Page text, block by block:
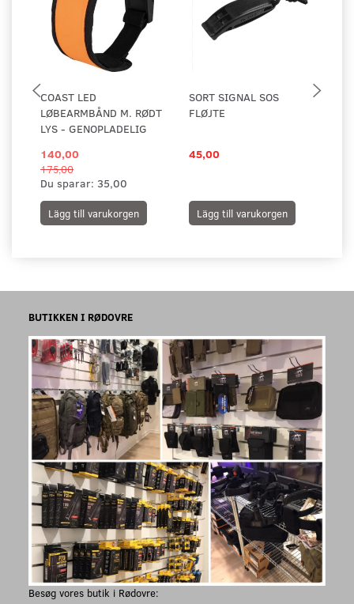
COAST LED
LØBEARMBÅND M. RØDT
LYS - GENOPLADELIG
140,00
175,00
Du sparar: 35,00
Lägg till varukorgen
SORT SIGNAL SOS
FLØJTE
45,00
Lägg till varukorgen
BUTIKKEN I RØDOVRE
Besøg vores butik i Rødovre: